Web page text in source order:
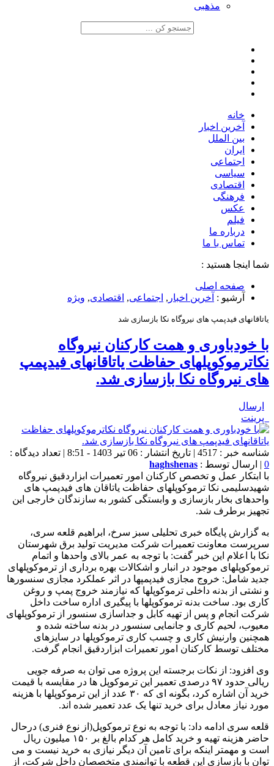
مذهبی
خانه
آخرین اخبار
بین الملل
ایران
اجتماعی
سیاسی
اقتصادی
فرهنگی
عکس
فیلم
درباره ما
تماس با ما
شما اینجا هستید :
صفحه اصلی
آرشیو : آخرین اخبار , اجتماعی, اقتصادی, ویژه
یاتاقانهای فیدپمپ های نیروگاه نکا بازسازی شد
با خودباوری و همت کارکنان نیروگاه
نکاترموکوپلهای حفاظت یاتاقانهای فیدپمپ
های نیروگاه نکا بازسازی شد.
ارسال
پرینت
شناسه خبر : 4517 | تاریخ انتشار : 06 تیر 1403 - 8:51 | تعداد دیدگاه :
0 | ارسال توسط : haghshenas
با ابتکار عمل و تخصص کارکنان امور تعمیرات ابزاردقیق نیروگاه
شهیدسلیمی نکا ترموکوپلهای حفاظت یاتاقان های فیدپمپ های
واحدهای بخار بازسازی و وابستگی کشور به سازندگان خارجی این
تجهیز برطرف شد.
به گزارش پایگاه خبری تحلیلی سبز سرخ، ابراهیم قلعه سری،
سرپرست معاونت تعمیرات شرکت مدیریت تولید برق شهرستان
نکا با اعلام این خبر گفت: با توجه به عمر بالای واحدها و اتمام
ترموکوپلهای موجود در انبار و اشکالات بهره برداری از ترموکوپلهای
جدید شامل: خروج مجازی فیدپمپها در اثر عملکرد مجازی سنسورها
و نشتی از بدنه داخلی ترموکوپلها که نیازمند خروج پمپ و روغن
کاری بود. ساخت بدنه ترموکوپلها با پیگیری اداره ساخت داخل
شرکت انجام و پس از تهیه کابل و جداسازی سنسور از ترموکوپلهای
معیوب، لحیم کاری و جانمایی سنسور در بدنه ساخته شده و
همچنین وارنیش کاری و چسب کاری ترموکوپلها در سایزهای
مختلف توسط کارکنان امور تعمیرات ابزاردقیق انجام گرفت.
وی افزود: از نکات برجسته این پروژه می توان به صرفه جویی
ریالی حدود ۹۷ درصدی تعمیر این ترموکوپل ها در مقایسه با قیمت
خرید آن اشاره کرد، بگونه ای که ۳۰ عدد از این ترموکوپلها با هزینه
مورد نیاز معادل برای خرید تنها یک عدد تعمیر شده اند.
قلعه سری ادامه داد: با توجه به نوع ترموکوپل(از نوع فنری) درحال
حاضر هزینه تهیه و خرید کامل هر کدام بالغ بر ۱۵۰ میلیون ریال
است و مهمتر اینکه برای تامین آن دیگر نیازی به خرید نیست و می
توان با بازسازی این قطعه با توانمندی متخصصان داخل شرکت، از